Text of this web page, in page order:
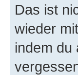
Das ist
wieder
indem du